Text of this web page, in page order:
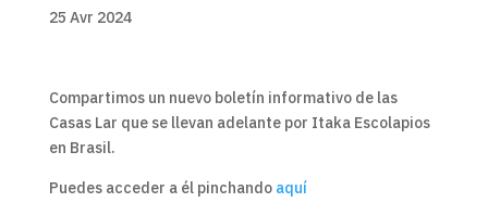
25 Avr 2024
Compartimos un nuevo boletín informativo de las
Casas Lar que se llevan adelante por Itaka Escolapios
en Brasil.
Puedes acceder a él pinchando aquí